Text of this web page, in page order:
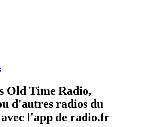
Old Time Radio,
d'autres radios du
l'app de radio.fr